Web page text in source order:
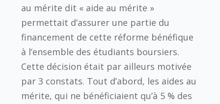
au mérite dit « aide au mérite »
permettait d’assurer une partie du
financement de cette réforme bénéfique
à l’ensemble des étudiants boursiers.
Cette décision était par ailleurs motivée
par 3 constats. Tout d’abord, les aides au
mérite, qui ne bénéficiaient qu’à 5 % des